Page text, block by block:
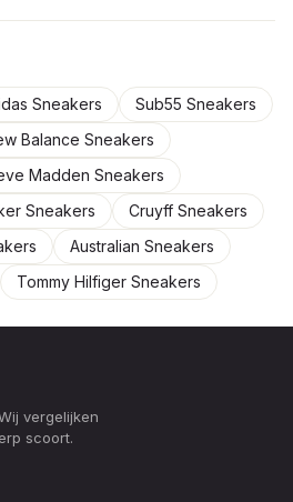
Sneakers
Sub55 Sneakers
Balance Sneakers
Madden Sneakers
Sneakers
Cruyff Sneakers
Australian Sneakers
Tommy Hilfiger Sneakers
vergelijken
scoort.